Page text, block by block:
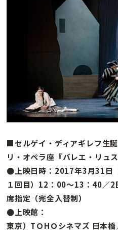
■セルゲイ・ディアギレフ生
リ・オペラ座『バレエ・リュス
●上映日時：2017年3月31日
１回目）12：00〜13：40／
席指定（完全入替制）
●上映館：
東京）TＯHＯシネマズ 日本